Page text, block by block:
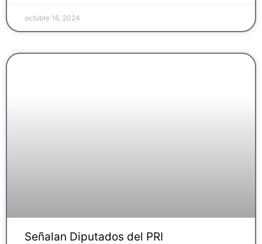
octubre 16, 2024
Señalan Diputados del PRI